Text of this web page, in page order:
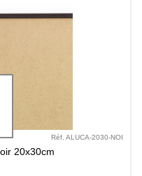
Réf. ALUCA-2030-NOI
20x30cm